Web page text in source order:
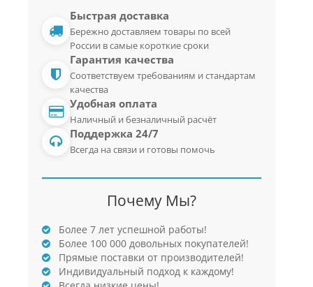
Быстрая доставка
Бережно доставляем товары по всей
России в самые короткие сроки
Гарантия качества
Соответствуем требованиям и стандартам
качества
Удобная оплата
Наличный и безналичный расчёт
Поддержка 24/7
Всегда на связи и готовы помочь
Почему Мы?
Более 7 лет успешной работы!
Более 100 000 довольных покупателей!
Прямые поставки от производителей!
Индивидуальный подход к каждому!